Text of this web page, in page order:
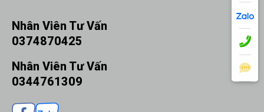
Nhân Viên Tư Vấn
0374870425
Nhân Viên Tư Vấn
0344761309